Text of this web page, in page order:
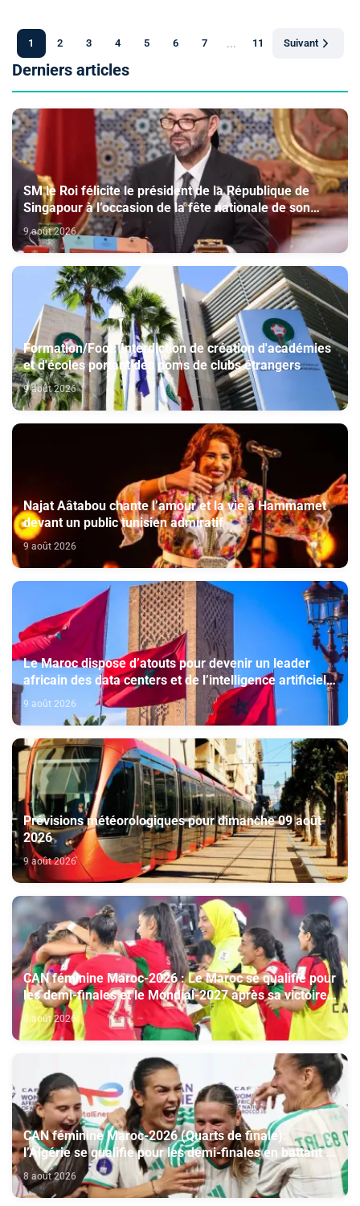
1 2 3 4 5 6 7 ... 11 Suivant
Derniers articles
SM le Roi félicite le président de la République de
Singapour à l’occasion de la fête nationale de son
pays
9 août 2026
Formation/Foot: Interdiction de création d'académies
et d'écoles portant des noms de clubs étrangers
9 août 2026
Najat Aâtabou chante l’amour et la vie à Hammamet
devant un public tunisien admiratif
9 août 2026
Le Maroc dispose d’atouts pour devenir un leader
africain des data centers et de l’intelligence artificielle
(The conversation)
9 août 2026
Prévisions météorologiques pour dimanche 09 août
2026
9 août 2026
CAN féminine Maroc-2026 : Le Maroc se qualifie pour
les demi-finales et le Mondial-2027 après sa victoire
face à l’Afrique du Sud (2-1)
8 août 2026
CAN féminine Maroc-2026 (Quarts de finale):
l’Algérie se qualifie pour les demi-finales en battant la
Côte d’Ivoire (2-1)
8 août 2026